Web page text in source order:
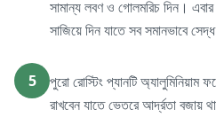
সামান্য লবণ ও গোলমরিচ দিন।
সাজিয়ে দিন যাতে সব সমানভাবে
5
পুরো রোস্টিং প্যানটি
রাখবেন যাতে ভেতরে আর্দ্রতা